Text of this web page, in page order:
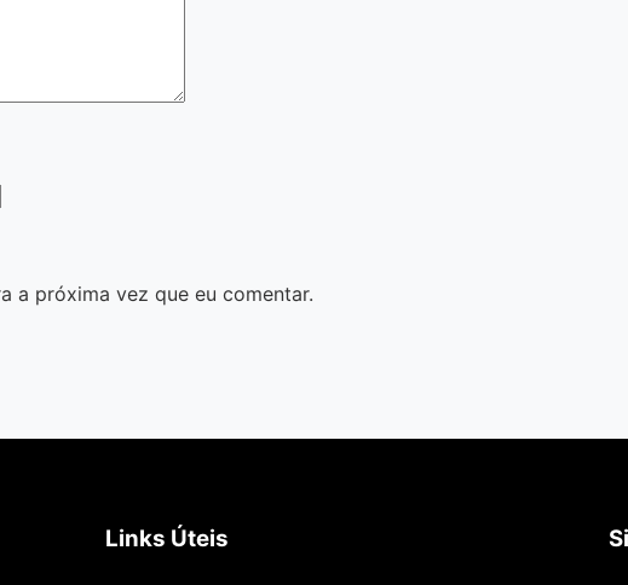
a próxima vez que eu comentar.
Links Úteis